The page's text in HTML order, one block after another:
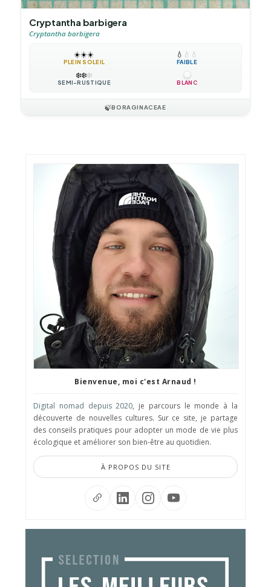
Cryptantha barbigera
Cryptantha barbigera
☀️☀️☀️
PLEIN SOLEIL
💧 💧 💧
FAIBLE
❄️❄️❄️
SEMI-RUSTIQUE BLANC
🍃BORAGINACEAE
Bienvenue, moi c'est Arnaud !
Digital nomad depuis 2020, je parcours le monde à la
découverte de nouvelles cultures. Sur ce site, je partage
des conseils pratiques pour adopter un mode de vie plus
écologique et améliorer son bien-être au quotidien.
À PROPOS DU SITE